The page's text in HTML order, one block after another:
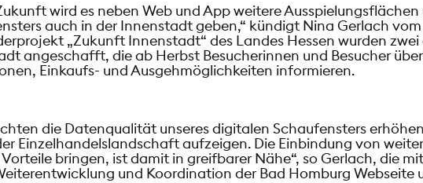
wird es neben Web und App weitere
auch in der Innenstadt geben,“ kündigt Nina Gerlach
„Zukunft Innenstadt“ des Landes Hessen wurden
angeschafft, die ab Herbst Besucherinnen und Besucher
Einkaufs- und Ausgehmöglichkeiten informieren.
die Datenqualität unseres digitalen Schaufensters
Einzelhandelslandschaft aufzeigen. Die Einbindung von
bringen, ist damit in greifbarer Nähe“, so Gerlach, die
und Koordination der Bad Homburg Webseite